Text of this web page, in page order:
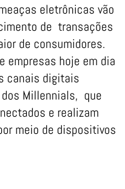
eletrônicas vão
de transações
de consumidores.
empresas hoje em dia
canais digitais
Millennials, que
e realizam
meio de dispositivos